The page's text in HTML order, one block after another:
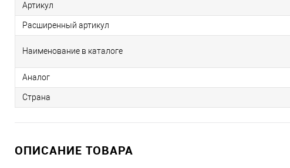
Артикул
Расширенный артикул
Наименование в каталоге
Аналог
Страна
ОПИСАНИЕ ТОВАРА